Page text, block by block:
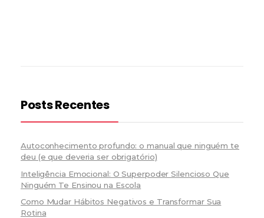
Posts Recentes
Autoconhecimento profundo: o manual que ninguém te
deu (e que deveria ser obrigatório)
Inteligência Emocional: O Superpoder Silencioso Que
Ninguém Te Ensinou na Escola
Como Mudar Hábitos Negativos e Transformar Sua
Rotina